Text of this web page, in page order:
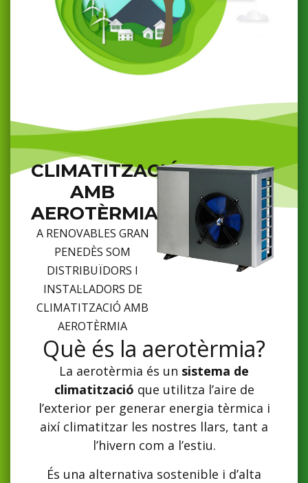
CLIMATITZACIÓ
AMB
AEROTÈRMIA
A RENOVABLES GRAN
PENEDÈS SOM
DISTRIBUÏDORS I
INSTAL·LADORS DE
CLIMATITZACIÓ AMB
AEROTÈRMIA
Què és la aerotèrmia?
La aerotèrmia és un sistema de
climatització que utilitza l’aire de
l’exterior per generar energia tèrmica i
així climatitzar les nostres llars, tant a
l’hivern com a l’estiu.
És una alternativa sostenible i d’alta